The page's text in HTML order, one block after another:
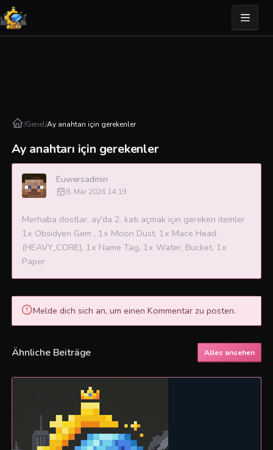
/Genel/Ay anahtarı için gerekenler
Ay anahtarı için gerekenler
Euwersadmin
8. Mär 2026 14:19
Merhaba dostlar, ay'da 2. katı açmak için gereken itemler
1x Obsidyen Gem , 1x Moon Dust, 1x Mace Head
(HEAVY_CORE), 1x Name Tag, 1x Water, Bucket, 1x
Paper
Melde dich sich an, um einen Kommentar zu posten.
Ähnliche Beiträge Alles ansehen